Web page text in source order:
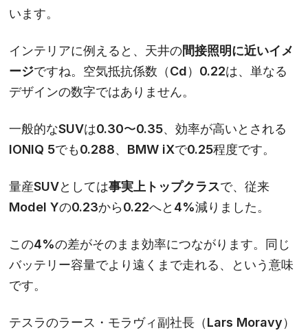
います。
インテリアに例えると、天井の間接照明に近いイメ
ージですね。空気抵抗係数（Cd） 0.22は、単なる
デザインの数字ではありません。
一般的なSUVは0.30〜0.35、効率が高いとされる
IONIQ 5でも0.288、BMW iXで0.25程度です。
量産SUVとしては事実上トップクラスで、従来
Model Yの0.23から0.22へと4%減りました。
この4%の差がそのまま効率につながります。同じ
バッテリー容量でより遠くまで走れる、という意味
です。
テスラのラース・モラヴィ副社長（Lars Moravy）